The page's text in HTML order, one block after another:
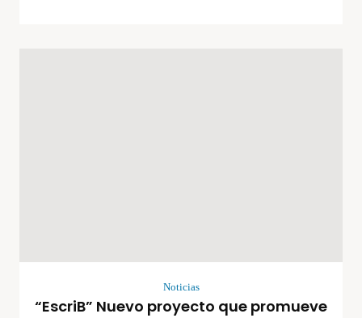
Noticias
“EscriB” Nuevo proyecto que promueve